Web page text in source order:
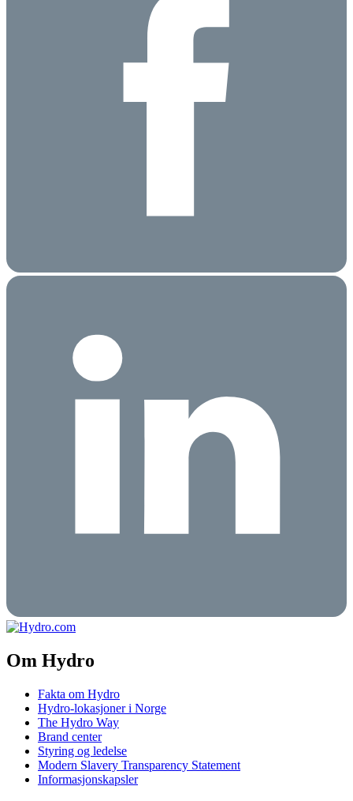
Om Hydro
Fakta om Hydro
Hydro-lokasjoner i Norge
The Hydro Way
Brand center
Styring og ledelse
Modern Slavery Transparency Statement
Informasjonskapsler